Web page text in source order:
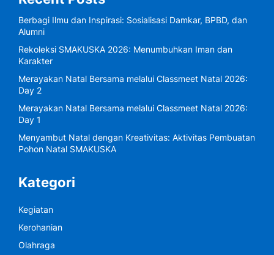
Berbagi Ilmu dan Inspirasi: Sosialisasi Damkar, BPBD, dan
Alumni
Rekoleksi SMAKUSKA 2026: Menumbuhkan Iman dan
Karakter
Merayakan Natal Bersama melalui Classmeet Natal 2026:
Day 2
Merayakan Natal Bersama melalui Classmeet Natal 2026:
Day 1
Menyambut Natal dengan Kreativitas: Aktivitas Pembuatan
Pohon Natal SMAKUSKA
Kategori
Kegiatan
Kerohanian
Olahraga